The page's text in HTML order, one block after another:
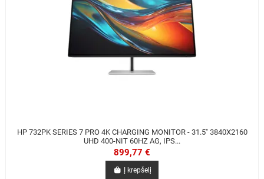
HP 732PK SERIES 7 PRO 4K CHARGING MONITOR - 31.5" 3840X2160
UHD 400-NIT 60HZ AG, IPS...
899,77 €
Į krepšelį